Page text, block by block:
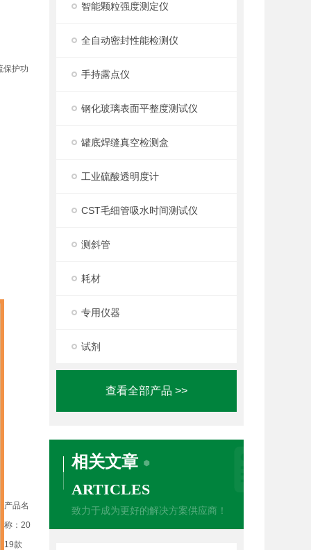
智能颗粒强度测定仪
全自动密封性能检测仪
手持露点仪
钢化玻璃表面平整度测试仪
罐底焊缝真空检测盒
工业硫酸透明度计
CST毛细管吸水时间测试仪
测斜管
耗材
专用仪器
试剂
查看全部产品 >>
相关文章
ARTICLES
致力于成为更好的解决方案供应商！
保护功
产品名
称：20
19款